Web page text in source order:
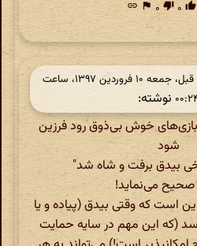
thumb_up ۰ thumb_down ۰ flag
link
در ‫۸ سال و ۴ ماه قبل، جمعه ۱۰ فروردین ۱۳۹۷، ساعت
نوشته:
خوش بی‌ذوق رود فرزین
شود
بیدق برفت و شاه شد"
صحیح می‌نماید!
است که وقتی بیدق (پیاده و یا
(که این مهم در سایه حمایت